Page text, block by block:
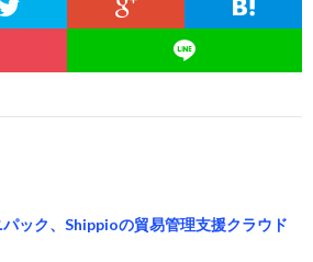
パック、Shippioの貿易管理支援クラウド